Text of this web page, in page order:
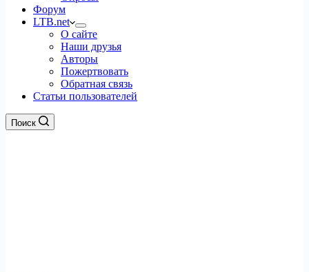
Форум
LTB.net
О сайте
Наши друзья
Авторы
Пожертвовать
Обратная связь
Статьи пользователей
Поиск